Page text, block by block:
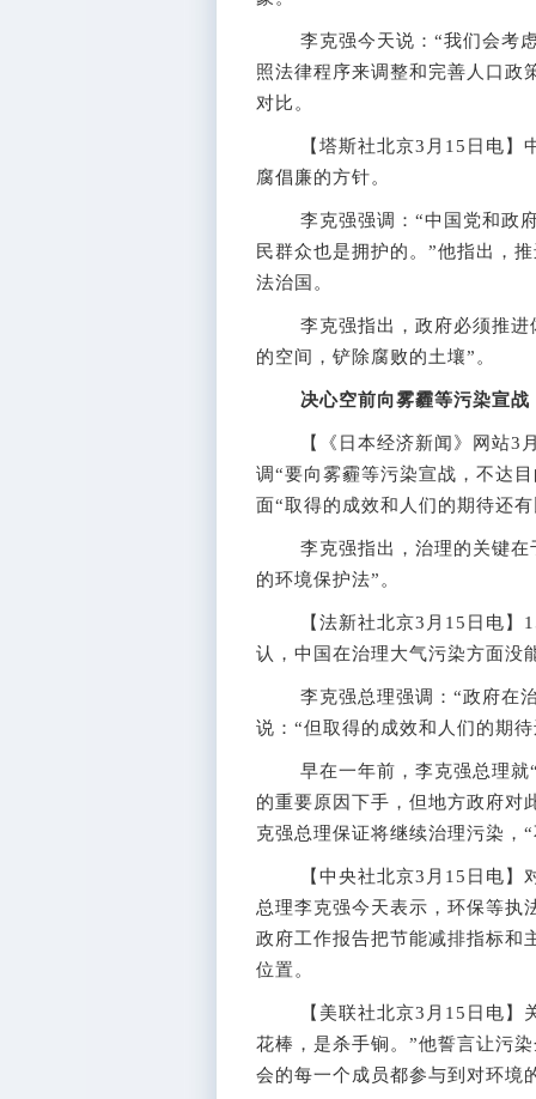
李克强今天说：“我们会考虑
照法律程序来调整和完善人口政
对比。
【塔斯社北京3月15日电】中
腐倡廉的方针。
李克强强调：“中国党和政府
民群众也是拥护的。”他指出，
法治国。
李克强指出，政府必须推进
的空间，铲除腐败的土壤”。
决心空前向雾霾等污染宣战
【《日本经济新闻》网站3月
调“要向雾霾等污染宣战，不达
面“取得的成效和人们的期待还
李克强指出，治理的关键在
的环境保护法”。
【法新社北京3月15日电】15
认，中国在治理大气污染方面没
李克强总理强调：“政府在治
说：“但取得的成效和人们的期
早在一年前，李克强总理就“
的重要原因下手，但地方政府对
克强总理保证将继续治理污染，
【中央社北京3月15日电】对
总理李克强今天表示，环保等执
政府工作报告把节能减排指标和
位置。
【美联社北京3月15日电】关
花棒，是杀手锏。”他誓言让污
会的每一个成员都参与到对环境